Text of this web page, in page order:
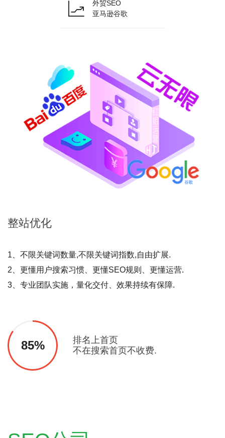
外贸SEO
亚马逊谷歌
整站优化
1、不限关键词数量,不限关键词指数,自由扩展.
2、更懂用户搜索习惯、更懂SEO规则、更懂运营.
3、专业团队实施，量化交付、效果持续有保障.
85%
排名上首页
不在搜索首页不收费.